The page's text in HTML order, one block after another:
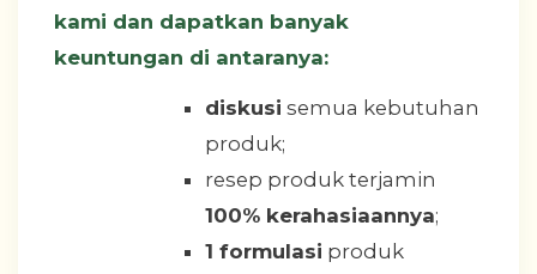
kami dan dapatkan banyak
keuntungan di antaranya:
diskusi semua kebutuhan
produk;
resep produk terjamin
100% kerahasiaannya;
1 formulasi produk